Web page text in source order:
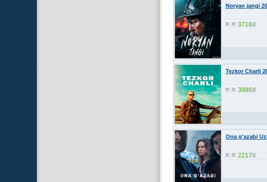
Noryan jangi
3716
Tezkor Charli
3986
Ona g'azabi
2217